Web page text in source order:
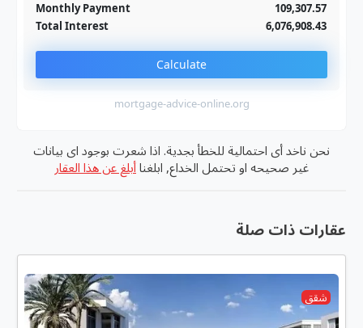
Monthly Payment
109,307.57
Total Interest
6,076,908.43
Calculate
mortgage-advice-online.org
نحن ناخد أى احتمالية للخطأ بجدية. اذا شعرت بوجود اى بيانات
غير صحيحه او تحتمل الخداع, ابلغنا أبلغ عن هذا العقار
عقارات ذات صلة
شقق